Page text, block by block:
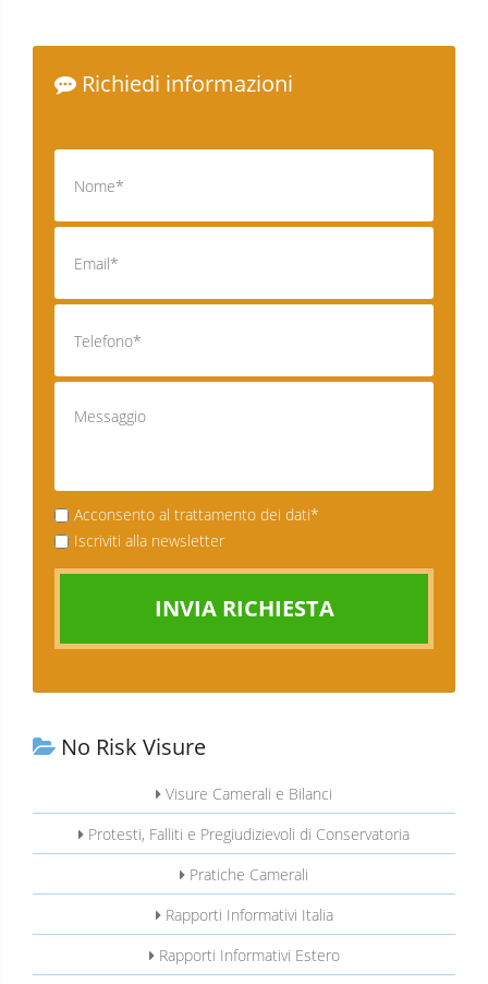
Richiedi informazioni
Acconsento al trattamento dei dati*
Iscriviti alla newsletter
INVIA RICHIESTA
No Risk Visure
Visure Camerali e Bilanci
Protesti, Falliti e Pregiudizievoli di Conservatoria
Pratiche Camerali
Rapporti Informativi Italia
Rapporti Informativi Estero